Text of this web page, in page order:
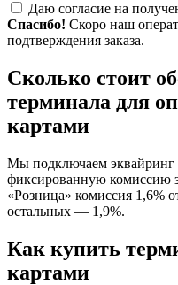
Даю согласие на
Спасибо! Скоро наш
подтверждения заказа.
Сколько стоит
терминала для
картами
Мы подключаем эквайринг
фиксированную комиссию
«Розница» комиссия 1,6%
остальных — 1,9%.
Как купить
картами